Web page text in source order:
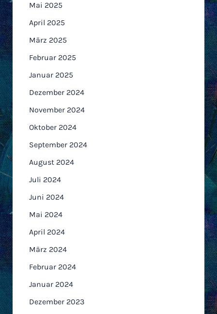
Mai 2025
April 2025
März 2025
Februar 2025
Januar 2025
Dezember 2024
November 2024
Oktober 2024
September 2024
August 2024
Juli 2024
Juni 2024
Mai 2024
April 2024
März 2024
Februar 2024
Januar 2024
Dezember 2023